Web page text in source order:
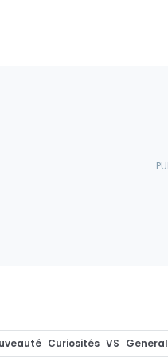
Curiosités VS General